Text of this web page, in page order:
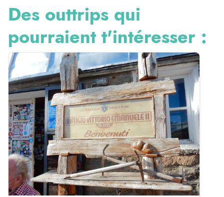
Des outtrips qui
pourraient t'intéresser :